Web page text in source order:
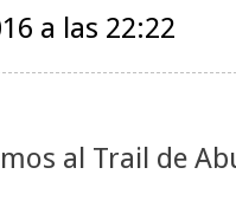
a las 22:22
al Trail de